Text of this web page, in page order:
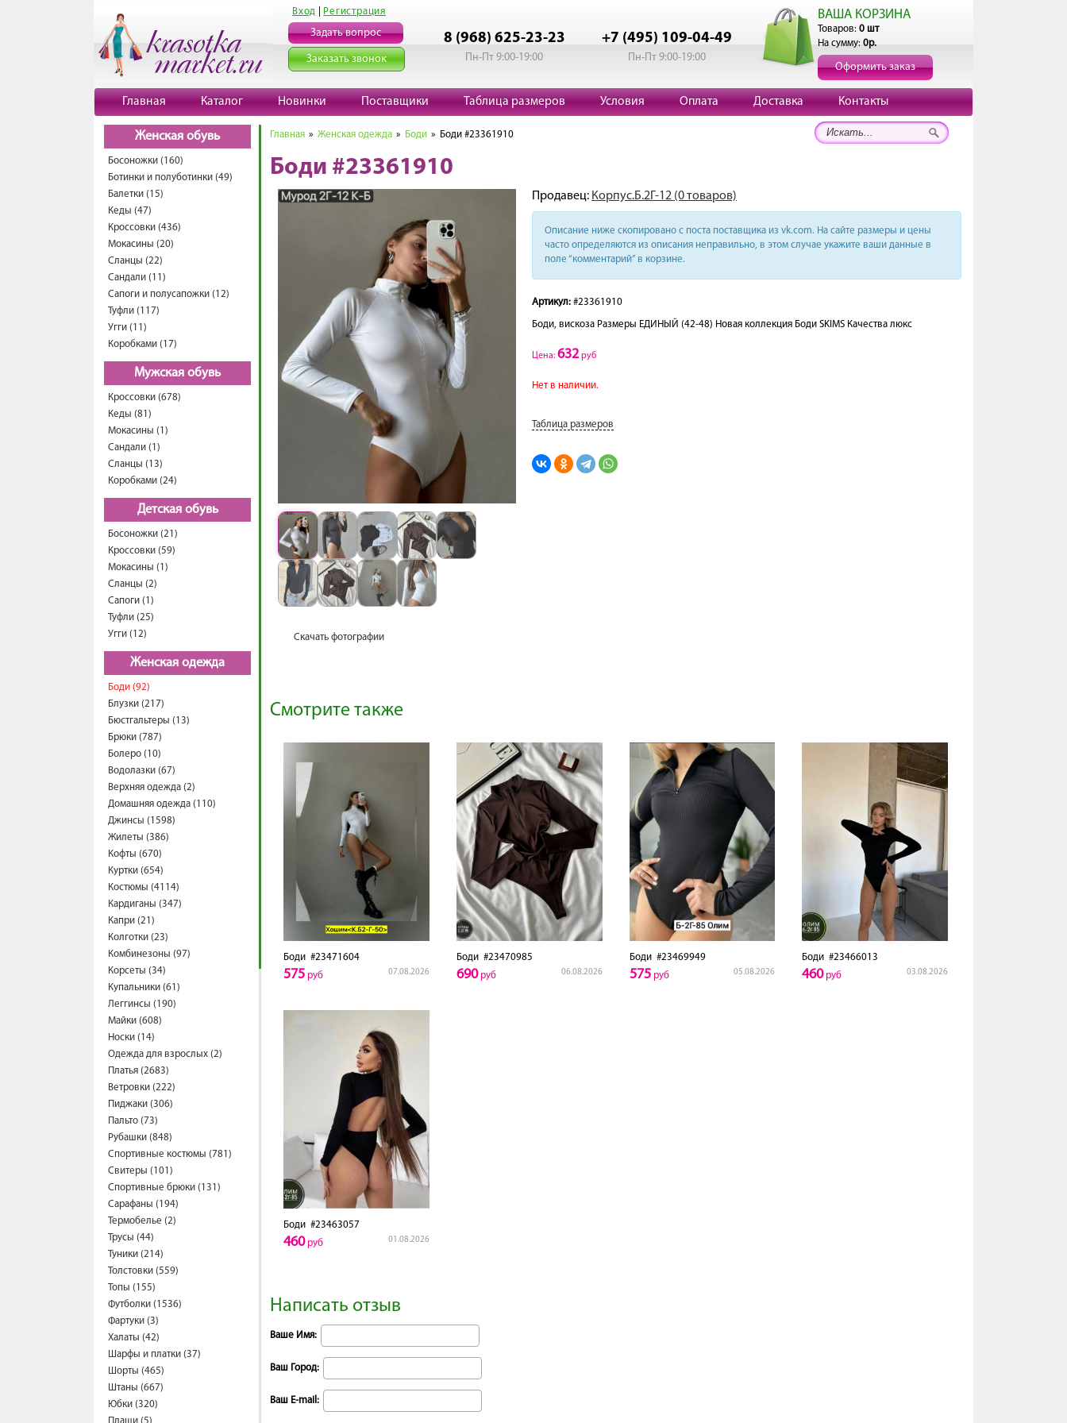
Вход Регистрация
Задать вопрос
Заказать звонок
8 (968) 625-23-23
Пн-Пт 9:00-19:00
+7 (495) 109-04-49
Пн-Пт 9:00-19:00
ВАША КОРЗИНА
Товаров: 0 шт
На сумму: 0р.
Оформить заказ
Главная Каталог Новинки Поставщики Таблица размеров Условия Оплата Доставка Контакты
Женская обувь
Босоножки (160)
Ботинки и полуботинки (49)
Балетки (15)
Кеды (47)
Кроссовки (436)
Мокасины (20)
Сланцы (22)
Сандали (11)
Сапоги и полусапожки (12)
Туфли (117)
Угги (11)
Коробками (17)
Мужская обувь
Кроссовки (678)
Кеды (81)
Мокасины (1)
Сандали (1)
Сланцы (13)
Коробками (24)
Детская обувь
Босоножки (21)
Кроссовки (59)
Мокасины (1)
Сланцы (2)
Сапоги (1)
Туфли (25)
Угги (12)
Женская одежда
Боди (92)
Блузки (217)
Бюстгальтеры (13)
Брюки (787)
Болеро (10)
Водолазки (67)
Верхняя одежда (2)
Домашняя одежда (110)
Джинсы (1598)
Жилеты (386)
Кофты (670)
Куртки (654)
Костюмы (4114)
Кардиганы (347)
Капри (21)
Колготки (23)
Комбинезоны (97)
Корсеты (34)
Купальники (61)
Леггинсы (190)
Майки (608)
Носки (14)
Одежда для взрослых (2)
Платья (2683)
Ветровки (222)
Пиджаки (306)
Пальто (73)
Рубашки (848)
Спортивные костюмы (781)
Свитеры (101)
Спортивные брюки (131)
Сарафаны (194)
Термобелье (2)
Трусы (44)
Туники (214)
Толстовки (559)
Топы (155)
Футболки (1536)
Фартуки (3)
Халаты (42)
Шарфы и платки (37)
Шорты (465)
Штаны (667)
Юбки (320)
Главная » Женская одежда » Боди » Боди #23361910
Боди #23361910
Скачать фотографии
Продавец: Корпус.Б.2Г-12 (0 товаров)
Описание ниже скопировано с поста поставщика из vk.com. На сайте размеры и цены
часто определяются из описания неправильно, в этом случае укажите ваши данные в
поле “комментарий” в корзине.
Артикул: #23361910
Боди, вискоза Размеры ЕДИНЫЙ (42-48) Новая коллекция Боди SKIMS Качества люкс
Цена: 632 руб
Нет в наличии.
Таблица размеров
Смотрите также
Боди #23471604
07.08.2026
575 руб
Боди#23470985
06.08.2026
690руб
Боди#23469949
05.08.2026
575руб
Боди #23466013
03.08.2026
460руб
Боди #23463057
01.08.2026
460руб
Написать отзыв
Ваше Имя:
Ваш Город:
Ваш E-mail: